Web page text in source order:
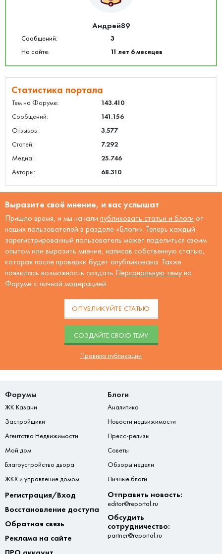
Андрей89
Сообщений:
3
На сайте:
11 лет 6 месяцев
Статистика портала
Тем на Форуме:
143.410
Сообщений:
141.156
Отзывов:
3.577
Статей:
7.292
Медиа:
25.746
Авторы:
68.310
Выразите своё мнение, и вас услышат
Пришло время, и мы начали публиковать статьи и блоги от
наших пользователей в разделе «Блоги». Теперь каждый
зарегистрированный пользователь может поделиться своим
опытом или выразить мнение, написав собственную статью,
которая после проверки будет опубликована. Также
появилась возможность создать Персональную тему на
Форуме с личной модерацией.
ОПУБЛИКУЙТЕ СТАТЬЮ
CОЗДАЙТЕ СВОЮ ТЕМУ
Правила публикации
Форумы
ЖК Казани
Застройщики
Агентства Недвижимости
Мой дом
Благоустройство двора
ЖКХ и управление домом
Блоги
Аналитика
Новости недвижимости
Пресс-релизы
Советы
Обзоры недели
Личные блоги
Регистрация/Вход
Восстановление доступа
Обратная связь
Реклама на сайте
Отправить новость:
editor@reportal.ru
Обсудить
сотрудничество:
partner@reportal.ru